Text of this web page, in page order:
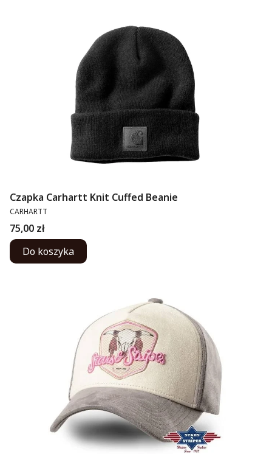
Czapka Carhartt Knit Cuffed Beanie
PRODUCENT
CARHARTT
Cena
75,00 zł
Do koszyka